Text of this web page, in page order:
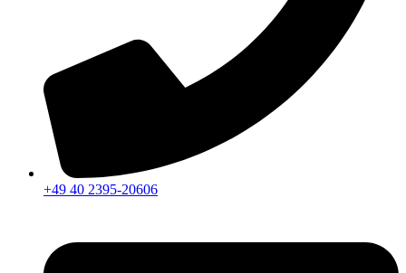
+49 40 2395-20606